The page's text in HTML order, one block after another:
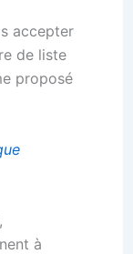
accepter
de liste
proposé
à